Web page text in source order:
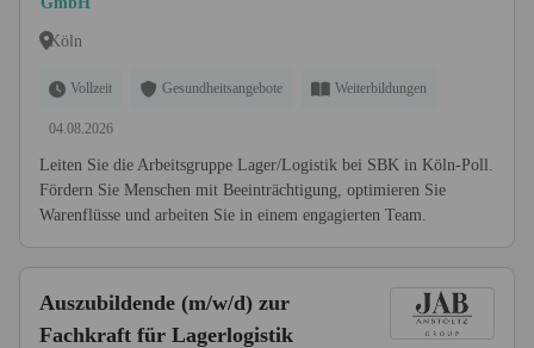
Köln
Vollzeit Gesundheitsangebote Weiterbildungen
04.08.2026
Leiten Sie die Arbeitsgruppe Lager/Logistik bei SBK in Köln-Poll.
Fördern Sie Menschen mit Beeinträchtigung, optimieren Sie
Warenflüsse und arbeiten Sie in einem engagierten Team.
Auszubildende (m/w/d) zur
Fachkraft für Lagerlogistik